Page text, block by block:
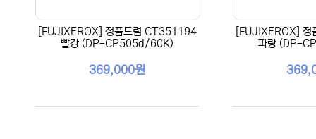
[FUJIXEROX] 정품드럼 CT351194
빨강 (DP-CP505d/60K)
369,000원
[FUJIXEROX]
파랑 (DP-